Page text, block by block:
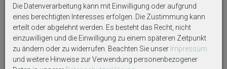
Tischdeko Kommunion
Konfirmation Blau Weiß Grau
Regenbogen Fisch SET 20
Personen
Tischdeko Servietten
Kommunion Konfirmation
Petrol Weiß Fisch 40 Stück + 2
Vasen
Die Datenverarbeitung kann mit Einwilligung oder aufgrund
eines berechtigten Interesses erfolgen. Die Zustimmung kann
erteilt oder abgelehnt werden. Es besteht das Recht, nicht
einzuwilligen und die Einwilligung zu einem späteren Zeitpunkt
zu ändern oder zu widerrufen. Beachten Sie unser Impressum
und weitere Hinweise zur Verwendung personenbezogener